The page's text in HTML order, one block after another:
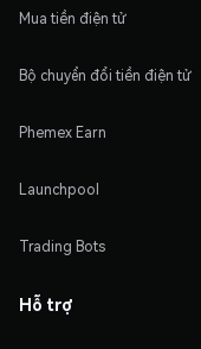
Mua tiền điện tử
Bộ chuyển đổi tiền điện tử
Phemex Earn
Launchpool
Trading Bots
Hỗ trợ